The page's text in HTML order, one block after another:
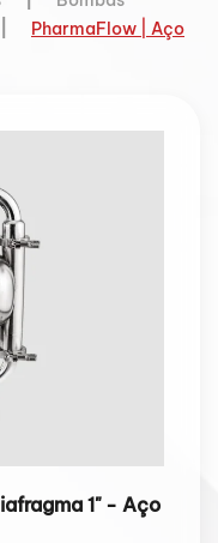
PharmaFlow | Aço
1" - Aço